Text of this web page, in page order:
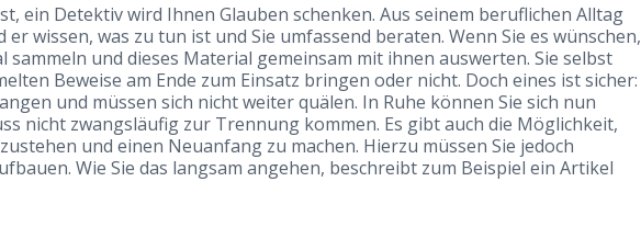
ein Detektiv wird Ihnen Glauben schenken. Aus seinem beruflichen Alltag
wissen, was zu tun ist und Sie umfassend beraten. Wenn Sie es wünschen,
und dieses Material gemeinsam mit ihnen auswerten. Sie selbst
Beweise am Ende zum Einsatz bringen oder nicht. Doch eines ist sicher:
und müssen sich nicht weiter quälen. In Ruhe können Sie sich nun
nicht zwangsläufig zur Trennung kommen. Es gibt auch die Möglichkeit,
und einen Neuanfang zu machen. Hierzu müssen Sie jedoch
Wie Sie das langsam angehen, beschreibt zum Beispiel ein Artikel